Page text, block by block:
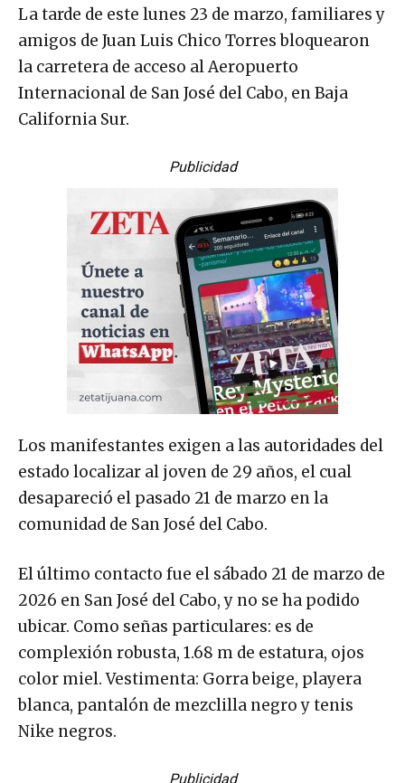
La tarde de este lunes 23 de marzo, familiares y
amigos de Juan Luis Chico Torres bloquearon
la carretera de acceso al Aeropuerto
Internacional de San José del Cabo, en Baja
California Sur.
Publicidad
Los manifestantes exigen a las autoridades del
estado localizar al joven de 29 años, el cual
desapareció el pasado 21 de marzo en la
comunidad de San José del Cabo.
El último contacto fue el sábado 21 de marzo de
2026 en San José del Cabo, y no se ha podido
ubicar. Como señas particulares: es de
complexión robusta, 1.68 m de estatura, ojos
color miel. Vestimenta: Gorra beige, playera
blanca, pantalón de mezclilla negro y tenis
Nike negros.
Publicidad